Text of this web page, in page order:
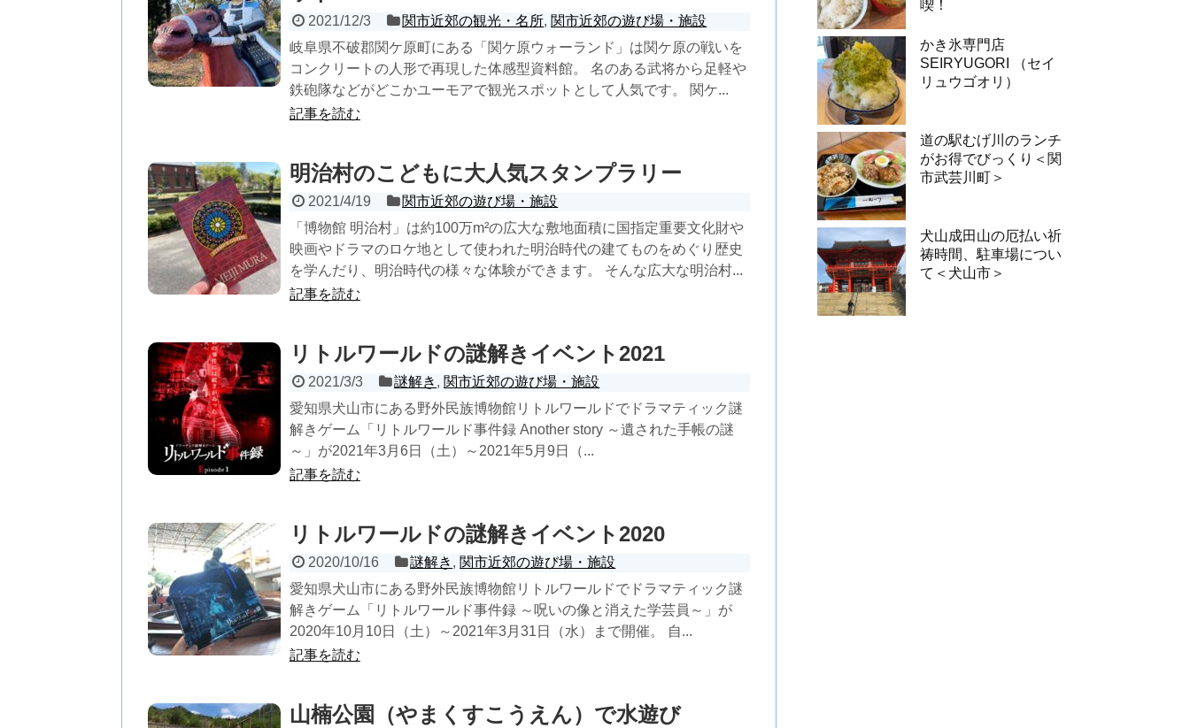
2021/12/3 関市近郊の観光・名所, 関市近郊の遊び場・施設
岐阜県不破郡関ケ原町にある「関ケ原ウォーランド」は関ケ原の戦いを
コンクリートの人形で再現した体感型資料館。 名のある武将から足軽や
鉄砲隊などがどこかユーモアで観光スポットとして人気です。 関ケ...
記事を読む
明治村のこどもに大人気スタンプラリー
2021/4/19
関市近郊の遊び場・施設
「博物館 明治村」は約100万m²の広大な敷地面積に国指定重要文化財や
映画やドラマのロケ地として使われた明治時代の建てものをめぐり歴史
を学んだり、明治時代の様々な体験ができます。 そんな広大な明治村...
記事を読む
リトルワールドの謎解きイベント2021
2021/3/3 謎解き , 関市近郊の遊び場・施設
愛知県犬山市にある野外民族博物館リトルワールドでドラマティック謎
解きゲーム「リトルワールド事件録 Another story ～遺された手帳の謎
～」が2021年3月6日（土）～2021年5月9日（...
記事を読む
リトルワールドの謎解きイベント2020
2020/10/16 謎解き , 関市近郊の遊び場・施設
愛知県犬山市にある野外民族博物館リトルワールドでドラマティック謎
解きゲーム「リトルワールド事件録 ～呪いの像と消えた学芸員～」が
2020年10月10日（土）～2021年3月31日（水）まで開催。 自...
記事を読む
山楠公園（やまくすこうえん）で水遊び
喫！
かき氷専門店
SEIRYUGORI （セイ
リュウゴオリ）
道の駅むげ川のランチ
がお得でびっくり＜関
市武芸川町＞
犬山成田山の厄払い祈
祷時間、駐車場につい
て＜犬山市＞